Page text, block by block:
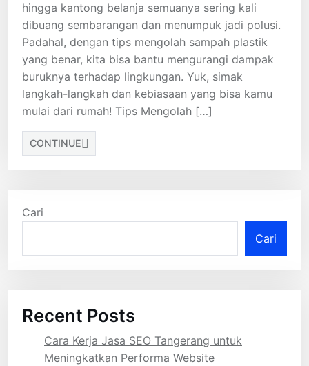
hingga kantong belanja semuanya sering kali
dibuang sembarangan dan menumpuk jadi polusi.
Padahal, dengan tips mengolah sampah plastik
yang benar, kita bisa bantu mengurangi dampak
buruknya terhadap lingkungan. Yuk, simak
langkah-langkah dan kebiasaan yang bisa kamu
mulai dari rumah! Tips Mengolah […]
CONTINUE
Cari
Cari
Recent Posts
Cara Kerja Jasa SEO Tangerang untuk
Meningkatkan Performa Website